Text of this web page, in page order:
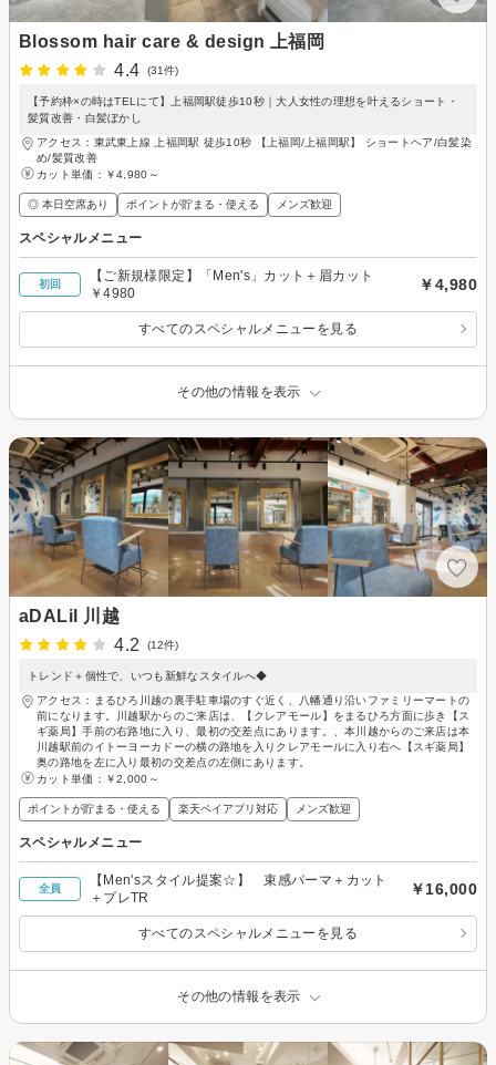
Blossom hair care & design 上福岡
4.4
(31件)
【予約枠×の時はTELにて】上福岡駅徒歩10秒｜大人女性の理想を叶えるショート・
髪質改善・白髪ぼかし
アクセス：東武東上線 上福岡駅 徒歩10秒 【上福岡/上福岡駅】 ショートヘア/白髪染
め/髪質改善
カット単価： ￥4,980～
◎ 本日空席あり ポイントが貯まる・使える メンズ歓迎
スペシャルメニュー
初回
【ご新規様限定】「Men's」カット＋眉カット
￥4980
￥4,980
すべてのスペシャルメニューを見る
その他の情報を表示
aDALil 川越
4.2
(12件)
トレンド＋個性で、いつも新鮮なスタイルへ◆
アクセス：まるひろ川越の裏手駐車場のすぐ近く、八幡通り沿いファミリーマートの
前になります。川越駅からのご来店は、【クレアモール】をまるひろ方面に歩き【ス
ギ薬局】手前の右路地に入り、最初の交差点にあります。、本川越からのご来店は本
川越駅前のイトーヨーカドーの横の路地を入りクレアモールに入り右へ【スギ薬局】
奥の路地を左に入り最初の交差点の左側にあります。
カット単価： ￥2,000～
ポイントが貯まる・使える 楽天ペイアプリ対応 メンズ歓迎
スペシャルメニュー
全員
【Men'sスタイル提案☆】 束感パーマ＋カット
＋プレTR
￥16,000
すべてのスペシャルメニューを見る
その他の情報を表示